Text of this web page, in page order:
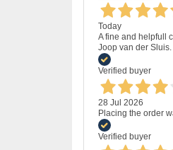
Today
A fine and helpfull
Joop van der Sluis.
Verified buyer
28 Jul 2026
Placing the order
Verified buyer